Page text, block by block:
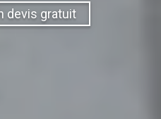
devis gratuit